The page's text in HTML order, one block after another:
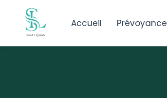
Accueil Prévoyance